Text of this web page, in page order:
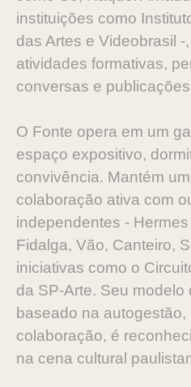
instituições como
das Artes e Videobrasil
atividades formativas,
conversas e
O Fonte opera em um
espaço expositivo,
convivência. Mantém
colaboração ativa com
independentes -
Fidalga, Vão, Canteiro,
iniciativas como o
da SP-Arte. Seu
baseado na autogestão,
colaboração, é
na cena cultural